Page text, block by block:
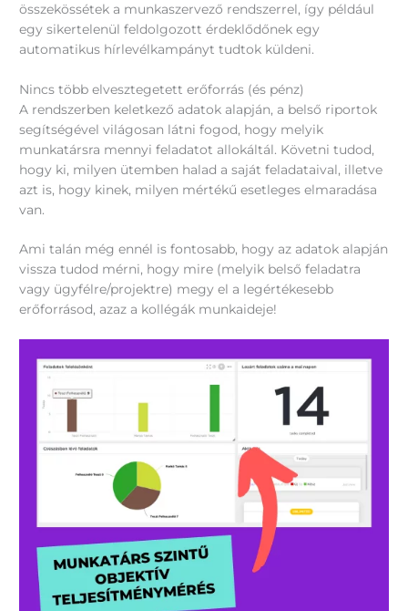
összekössétek a munkaszervező rendszerrel, így például
egy sikertelenül feldolgozott érdeklődőnek egy
automatikus hírlevélkampányt tudtok küldeni.
Nincs több elvesztegetett erőforrás (és pénz)
A rendszerben keletkező adatok alapján, a belső riportok
segítségével világosan látni fogod, hogy melyik
munkatársra mennyi feladatot allokáltál. Követni tudod,
hogy ki, milyen ütemben halad a saját feladataival, illetve
azt is, hogy kinek, milyen mértékű esetleges elmaradása
van.
Ami talán még ennél is fontosabb, hogy az adatok alapján
vissza tudod mérni, hogy mire (melyik belső feladatra
vagy ügyfélre/projektre) megy el a legértékesebb
erőforrásod, azaz a kollégák munkaideje!